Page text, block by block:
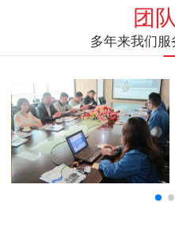
团
多年来我们